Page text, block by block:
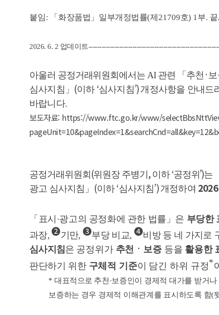
붙임: 「 화장품법 」 일부개정법률(제21709호) 1부. 끝
2026. 6. 2 업데이트
아울러 공정거래위원회에서는 AI 관련 「 추천 ·
심사지침 」 (이하 ‘심사지침’)개정사항을 안내드
바랍니다.
보도자료: https://www.ftc.go.kr/www/
공정거래위원회 (위원장 주병기 , 이하‘공정위’)는
광고 심사지침 」 (이하‘심사지침’)개정하여 2026
「 표시 ·광고의 공정화에 관한 법률 」 은 부당한
과장,❷기만,❸부당 비교, ❹비방 등 네 가지로
심사지침은 공정위가 추천ㆍ보증 등을 활용한
판단하기 위한 구체적 기준이 담긴 하위 규정*
*대표적으로 추천 ·보증인이 경제적 대가를 받거
보증하는 경우 경제적 이해관계를 표시하도록 함(